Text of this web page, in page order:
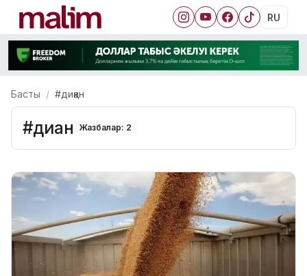
RU
Басты #диқан
#диқан Жазбалар: 2